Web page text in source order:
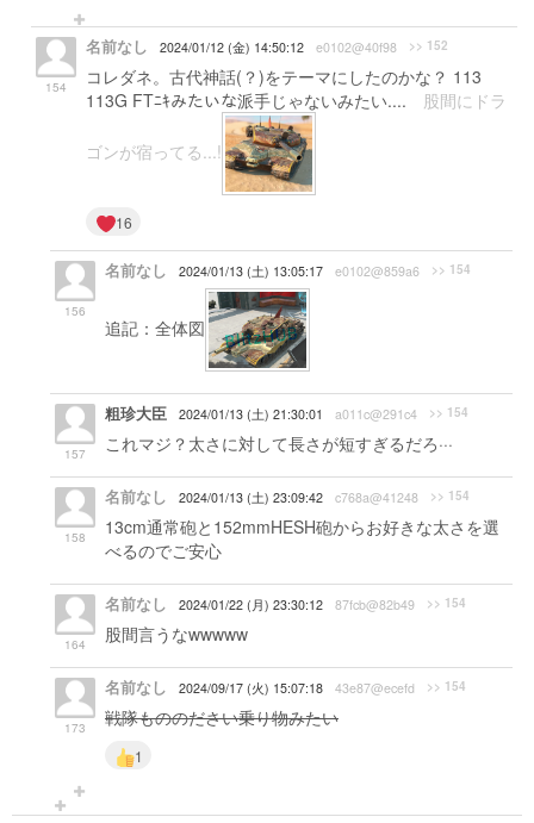
154
名前なし 2024/01/12 (金) 14:50:12 e0102@40f98 >> 152
コレダネ。古代神話(？)をテーマにしたのかな？ 113
113G FTﾆｷみたいな派手じゃないみたい.... 股間にドラ
ゴンが宿ってる...!
16
156
名前なし 2024/01/13 (土) 13:05:17 e0102@859a6 >> 154
追記：全体図
157
粗珍大臣 2024/01/13 (土) 21:30:01 a011c@291c4 >> 154
これマジ？太さに対して長さが短すぎるだろ···
158
名前なし 2024/01/13 (土) 23:09:42 c768a@41248 >> 154
13cm通常砲と152mmHESH砲からお好きな太さを選
べるのでご安心
164
名前なし 2024/01/22 (月) 23:30:12 87fcb@82b49 >> 154
股間言うなwwwww
173
名前なし 2024/09/17 (火) 15:07:18 43e87@ecefd >> 154
戦隊もののださい乗り物みたい
1